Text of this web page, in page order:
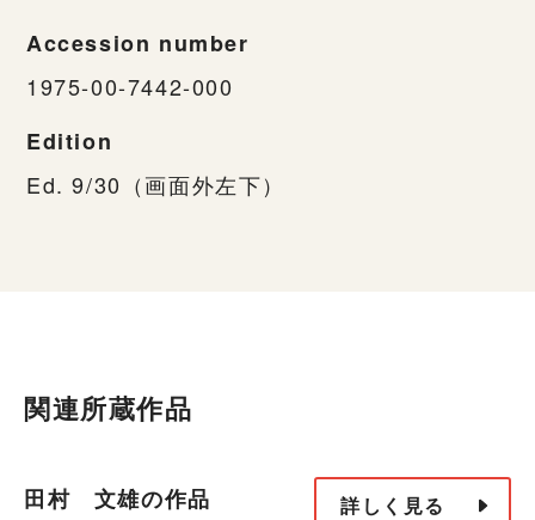
Accession number
1975-00-7442-000
Edition
Ed. 9/30（画面外左下）
関連所蔵作品
田村 文雄の作品 詳しく見る